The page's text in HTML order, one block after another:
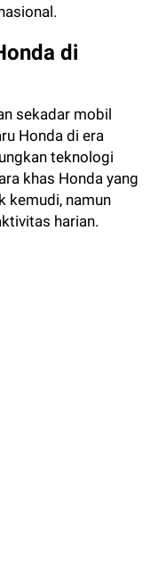
di
sekadar mobil
Honda di era
teknologi
khas Honda yang
kemudi, namun
harian.